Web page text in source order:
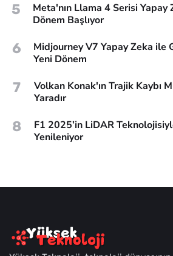
5
Meta'nın Llama 4 Serisi Yapay
Dönem Başlıyor
6
Midjourney V7 Yapay Zeka ile
Yeni Dönem
7
Volkan Konak'ın Trajik Kaybı
Yaradır
8
F1 2025’in LiDAR
Yenileniyor